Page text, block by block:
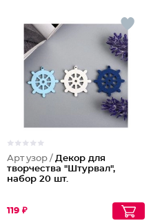
Арт узор / Декор для
творчества "Штурвал",
набор 20 шт.
119 ₽